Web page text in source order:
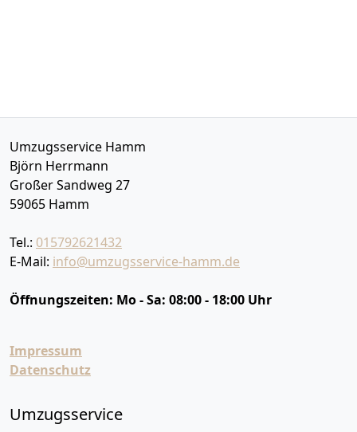
Umzugsservice Hamm
Björn Herrmann
Großer Sandweg 27
59065 Hamm
Tel.: 015792621432
E-Mail: info@umzugsservice-hamm.de
Öffnungszeiten: Mo - Sa: 08:00 - 18:00 Uhr
Impressum
Datenschutz
Umzugsservice